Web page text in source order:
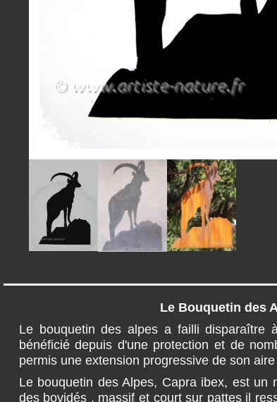
Le Bouquetin des
Le bouquetin des alpes a failli
bénéficié depuis d'une protection et de
permis une extension progressive de son
Le bouquetin des Alpes, Capra ibex, est un
des bovidés , massif et court sur pattes il